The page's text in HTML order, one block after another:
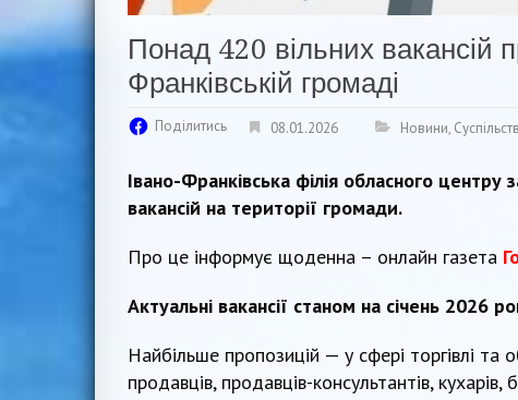
Понад 420 вільних вакансій
Франківській громаді
Поділитись 08.01.2026 Новини,
Івано-Франківська філія обласного
вакансій на території громади.
Про це інформує щоденна – онлайн газета
Актуальні вакансії станом на січень 2026
Найбільше пропозицій — у сфері торгівлі та
продавців, продавців-консультантів, кухарів,